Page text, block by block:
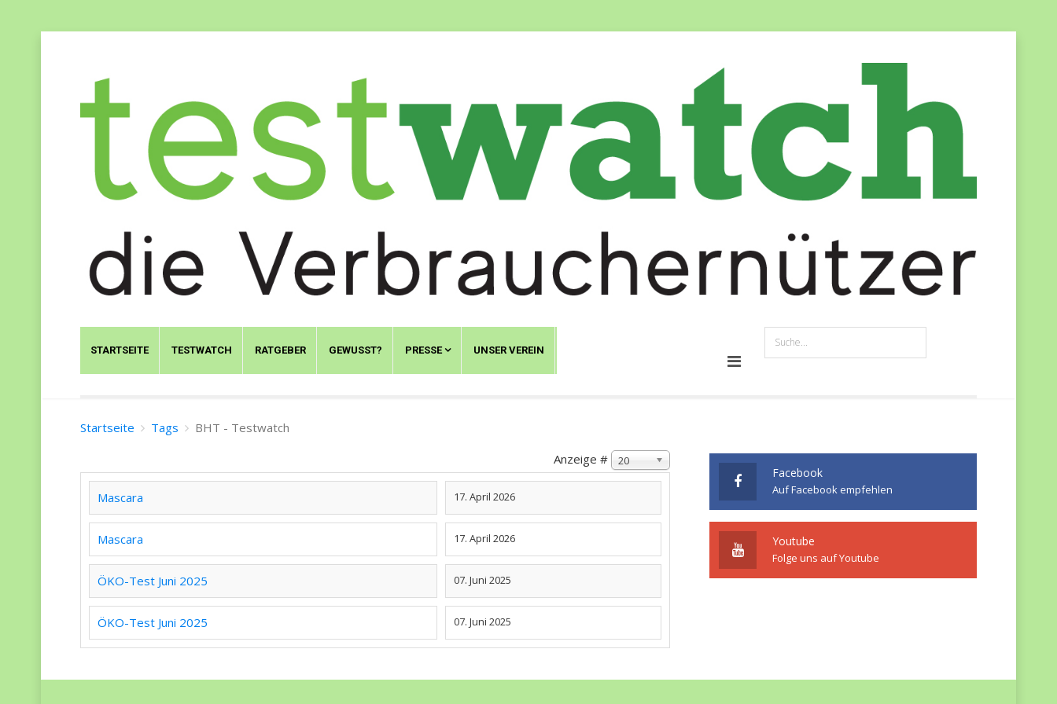
STARTSEITE TESTWATCH RATGEBER GEWUSST? PRESSE UNSER VEREIN
Startseite Tags
BHT - Testwatch
Anzeige #
20
Mascara 17. April 2026
Mascara 17. April 2026
ÖKO-Test Juni 2025 07. Juni 2025
ÖKO-Test Juni 2025 07. Juni 2025
Facebook
Auf Facebook empfehlen
Youtube
Folge uns auf Youtube